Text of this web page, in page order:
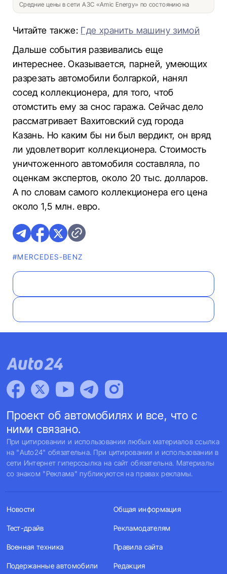
Средние цены в сети АЗС «Amic Energy» по состоянию на
Читайте также: Где хранить машину зимой
Дальше события развивались еще
интереснее. Оказывается, парней, умеющих
разрезать автомобили болгаркой, нанял
сосед коллекционера, для того, чтоб
отомстить ему за снос гаража. Сейчас дело
рассматривает Вахитовский суд города
Казань. Но каким бы ни был вердикт, он вряд
ли удовлетворит коллекционера. Стоимость
уничтоженного автомобиля составляла, по
оценкам экспертов, около 20 тыс. долларов.
А по словам самого коллекционера его цена
около 1,5 млн. евро.
#MERCEDES-BENZ
Проект об автомобилях и все, что с
ними связано.
При цитировании и использовании любых материалов ссылка
на "Auto24" обязательна. При цитировании и использовании в
сети Интернет гиперссылка на сайт обязательна. Материалы
со знаком "Реклама" публикуются на правах рекламы.
Новости
Тест-драйв
Военная техника
Подержанные автомобили
Общая информация
Рекламодателям
Правила сайта
Редакция